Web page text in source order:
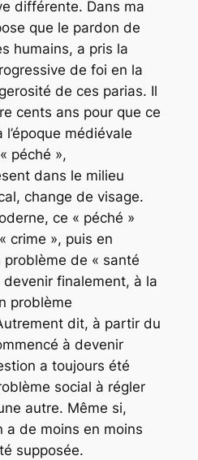
différente. Dans ma
que le pardon de
humains, a pris la
de foi en la
de ces parias. Il
cents ans pour que ce
médiévale
péché »,
dans le milieu
change de visage.
ce « péché »
crime », puis en
problème de « santé
finalement, à la
problème
dit, à partir du
à devenir
a toujours été
social à régler
autre. Même si,
a de moins en moins
supposée.